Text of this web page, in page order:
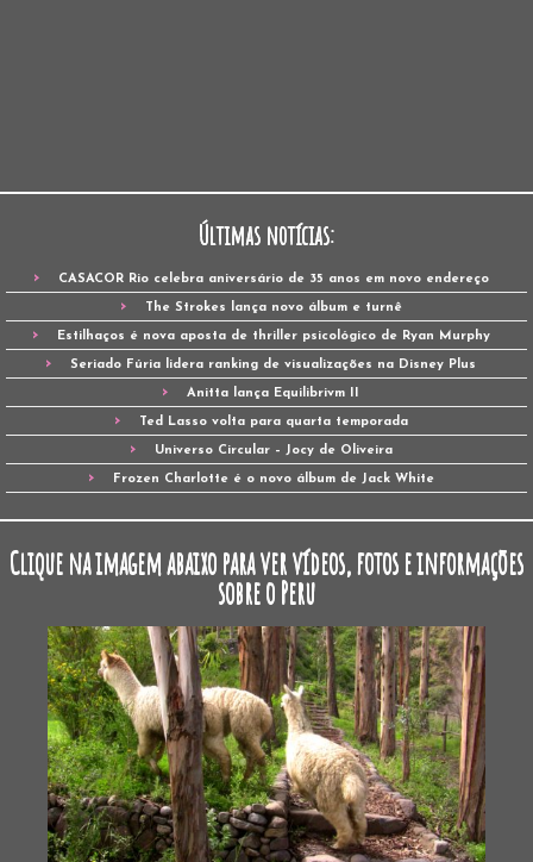
Últimas notícias:
CASACOR Rio celebra aniversário de 35 anos em novo endereço
The Strokes lança novo álbum e turnê
Estilhaços é nova aposta de thriller psicológico de Ryan Murphy
Seriado Fúria lidera ranking de visualizações na Disney Plus
Anitta lança Equilibrivm II
Ted Lasso volta para quarta temporada
Universo Circular – Jocy de Oliveira
Frozen Charlotte é o novo álbum de Jack White
Clique na imagem abaixo para ver vídeos, fotos e informações
sobre o Peru